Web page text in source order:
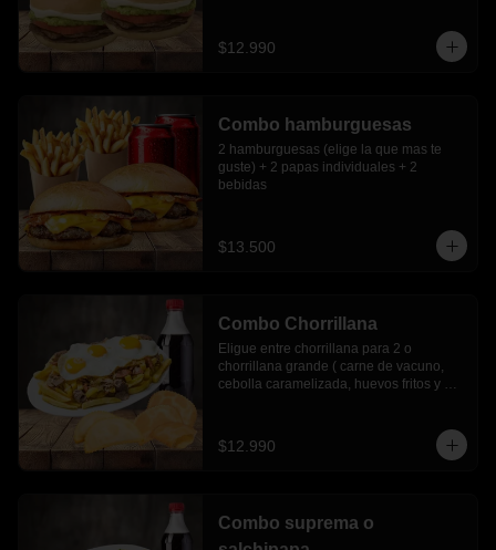
$12.990
Combo hamburguesas
2 hamburguesas (elige la que mas te
guste) + 2 papas individuales + 2
bebidas
$13.500
Combo Chorrillana
Eligue entre chorrillana para 2 o
chorrillana grande ( carne de vacuno,
cebolla caramelizada, huevos fritos y
$12.990
Combo suprema o